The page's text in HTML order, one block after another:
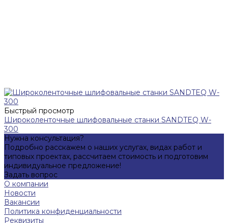
Быстрый просмотр
Широколенточные шлифовальные станки SANDTEQ W-
300
Нужна консультация?
Подробно расскажем о наших услугах, видах работ и
типовых проектах, рассчитаем стоимость и подготовим
индивидуальное предложение!
Задать вопрос
О компании
Новости
Вакансии
Политика конфиденциальности
Реквизиты